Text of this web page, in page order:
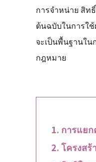
การจำหน่าย สิท
ต้นฉบับในการใ
จะเป็นพื้นฐานใ
กฎหมาย
การแย
โครงส